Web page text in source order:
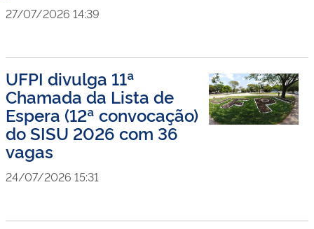
27/07/2026 14:39
UFPI divulga 11ª
Chamada da Lista de
Espera (12ª convocação)
do SISU 2026 com 36
vagas
24/07/2026 15:31